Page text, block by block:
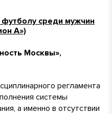
среди мужчин
А»)
Москвы»,
регламента
системы
а именно в отсутствии